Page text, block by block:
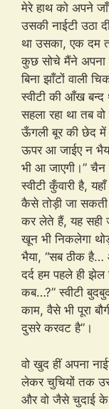
मेरे हाथ को अपने
उसकी नाईटी उठा
था उसका, एक दम
कुछ सोचे मैंने अपना
बिना झाँटों वाली
स्वीटी की आँख
सहला रहा था तब
ऊँगली बूर की छेद में
ऊपर आ जाईए न
भी आ जाएगी।” चैन
स्वीटी कुँवारी है,
कैसे तोड़ी जा
कर लेते हैं, यह सही
खून भी निकलेगा
भैया, “सब ठीक
दर्द हम पहले ही
कब…?” स्वीटी
काम, वैसे भी पूरा
दुसरे करवट है”।
वो खुद हीं अपना
लेकर चुचियों तक
और वो जैसे चुदाई के